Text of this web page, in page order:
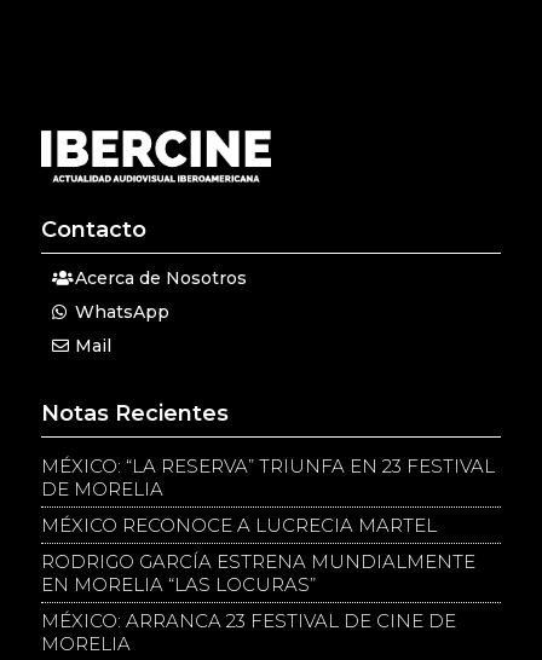
Contacto
Acerca de Nosotros
WhatsApp
Mail
Notas Recientes
MÉXICO: “LA RESERVA” TRIUNFA EN 23 FESTIVAL
DE MORELIA
MÉXICO RECONOCE A LUCRECIA MARTEL
RODRIGO GARCÍA ESTRENA MUNDIALMENTE
EN MORELIA “LAS LOCURAS”
MÉXICO: ARRANCA 23 FESTIVAL DE CINE DE
MORELIA